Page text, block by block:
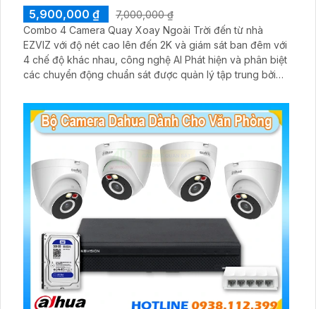
5,900,000 ₫
7,000,000 ₫
Combo 4 Camera Quay Xoay Ngoài Trời đến từ nhà
EZVIZ với độ nét cao lên đến 2K và giám sát ban đêm với
4 chế độ khác nhau, công nghệ AI Phát hiện và phân biệt
các chuyển động chuẩn sát được quản lý tập trung bởi